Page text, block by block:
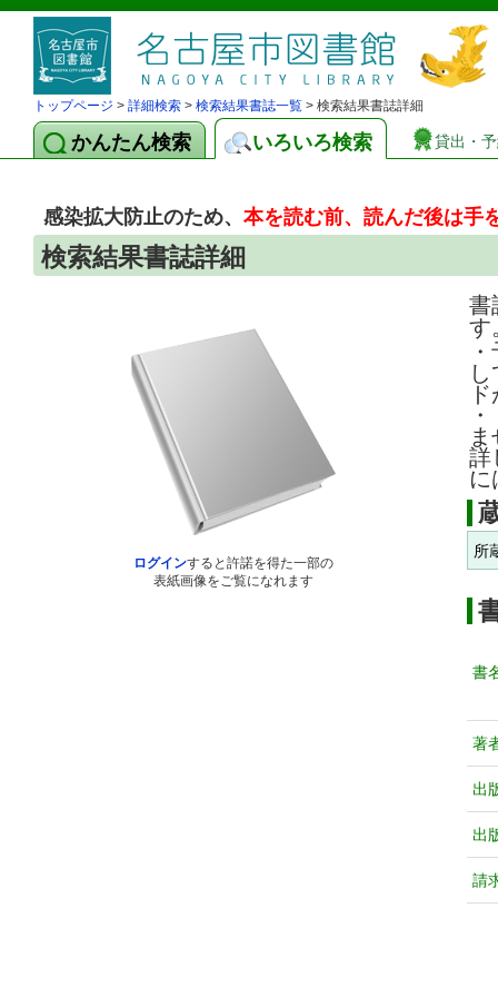
トップページ > 詳細検索 > 検索結果書誌一覧 > 検索結果書誌詳細
かんたん検索 いろいろ検索 貸出・
感染拡大防止のため、本を読む前、読んだ後は手
検索結果書誌詳細
ログインすると許諾を得た一部の
表紙画像をご覧になれます
書
す
詳
に
所
書
著
出
出
請